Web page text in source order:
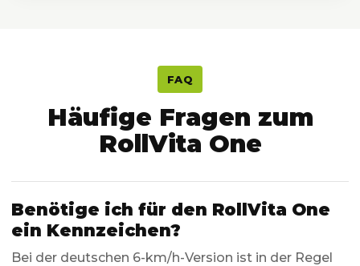
FAQ
Häufige Fragen zum
RollVita One
Benötige ich für den RollVita One
ein Kennzeichen?
Bei der deutschen 6-km/h-Version ist in der Regel